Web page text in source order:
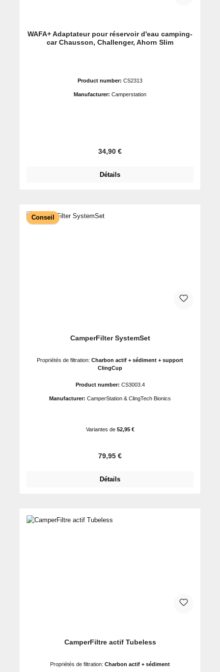
WAFA+ Adaptateur pour réservoir d'eau camping-
car Chausson, Challenger, Ahorn Slim
Product number: CS2313
Manufacturer: Camperstation
Prix régulier :
34,90 €
Détails
Conseil
CamperFilter SystemSet
Propriétés de filtration: Charbon actif + sédiment + support
ClingCup
Product number: CS3003.4
Manufacturer: CamperStation & ClingTech Bionics
Variantes de52,95 €
Prix régulier :
79,95 €
Détails
CamperFiltre actif Tubeless
Propriétés de filtration: Charbon actif + sédiment